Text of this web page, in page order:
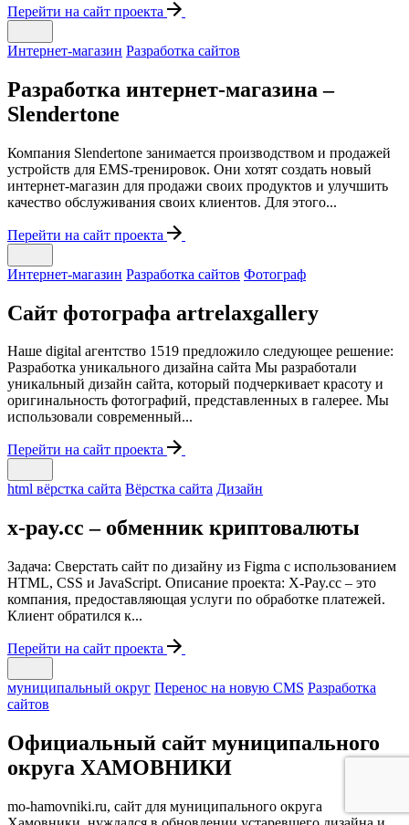
Перейти на сайт проекта
Интернет-магазин Разработка сайтов
Разработка интернет-магазина –
Slendertone
Компания Slendertone занимается производством и продажей
устройств для EMS-тренировок. Они хотят создать новый
интернет-магазин для продажи своих продуктов и улучшить
качество обслуживания своих клиентов. Для этого...
Перейти на сайт проекта
Интернет-магазин Разработка сайтов Фотограф
Сайт фотографа artrelaxgallery
Наше digital агентство 1519 предложило следующее решение:
Разработка уникального дизайна сайта Мы разработали
уникальный дизайн сайта, который подчеркивает красоту и
оригинальность фотографий, представленных в галерее. Мы
использовали современный...
Перейти на сайт проекта
html вёрстка сайта Вёрстка сайта Дизайн
x-pay.cc – обменник криптовалюты
Задача: Сверстать сайт по дизайну из Figma с использованием
HTML, CSS и JavaScript. Описание проекта: X-Pay.cc – это
компания, предоставляющая услуги по обработке платежей.
Клиент обратился к...
Перейти на сайт проекта
муниципальный округ Перенос на новую CMS Разработка
сайтов
Официальный сайт муниципального
округа ХАМОВНИКИ
mo-hamovniki.ru, сайт для муниципального округа